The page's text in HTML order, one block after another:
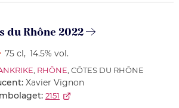
du Rhône 2022
75 cl, 14.5% vol.
RHÔNE , CÔTES DU RHÔNE
Xavier Vignon
2151